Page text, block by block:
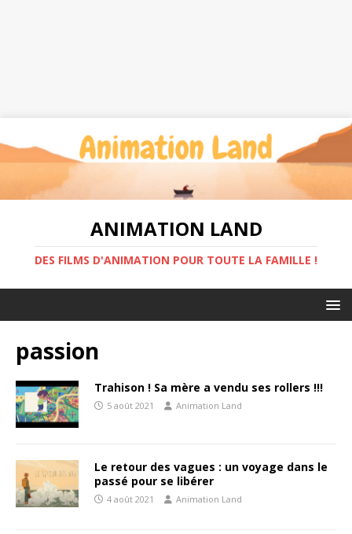
ANIMATION LAND
DES FILMS D'ANIMATION POUR TOUTE LA FAMILLE !
passion
Trahison ! Sa mère a vendu ses rollers !!!
5 août 2021 Animation Land
Le retour des vagues : un voyage dans le
passé pour se libérer
4 août 2021 Animation Land